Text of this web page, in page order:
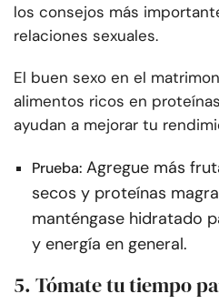
los consejos más
relaciones sexuales.
El buen sexo en el
alimentos ricos en
ayudan a mejorar tu
Prueba: Agregue más
secos y proteínas
manténgase hidratado
y energía en general.
5. Tómate tu tiempo